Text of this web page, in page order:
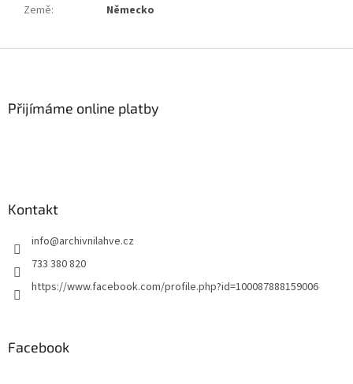
Země: Německo
Přijímáme online platby
Kontakt
info@archivnilahve.cz
733 380 820
https://www.facebook.com/profile.php?id=100087888159006
Facebook